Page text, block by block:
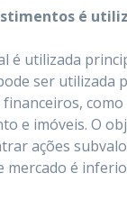
é
é utilizada
ser utilizada
como
e imóveis. O
ações
mercado é